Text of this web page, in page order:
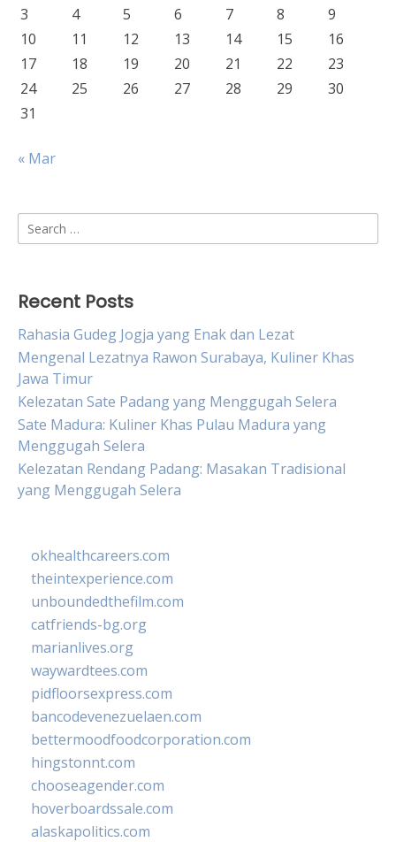
3
4 5 6 7 8
9
10
11 12 13 14 15
16
17
18 19 20 21 22
23
24
25 26 27 28 29
30
31
« Mar
Search
for:
Recent Posts
Rahasia Gudeg Jogja yang Enak dan Lezat
Mengenal Lezatnya Rawon Surabaya, Kuliner Khas
Jawa Timur
Kelezatan Sate Padang yang Menggugah Selera
Sate Madura: Kuliner Khas Pulau Madura yang
Menggugah Selera
Kelezatan Rendang Padang: Masakan Tradisional
yang Menggugah Selera
okhealthcareers.com
theintexperience.com
unboundedthefilm.com
catfriends-bg.org
marianlives.org
waywardtees.com
pidfloorsexpress.com
bancodevenezuelaen.com
bettermoodfoodcorporation.com
hingstonnt.com
chooseagender.com
hoverboardssale.com
alaskapolitics.com